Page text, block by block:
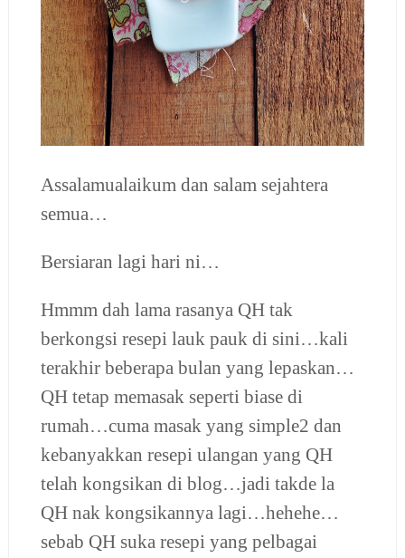
Assalamualaikum dan salam sejahtera
semua…
Bersiaran lagi hari ni…
Hmmm dah lama rasanya QH tak
berkongsi resepi lauk pauk di sini…kali
terakhir beberapa bulan yang lepaskan…
QH tetap memasak seperti biase di
rumah…cuma masak yang simple2 dan
kebanyakkan resepi ulangan yang QH
telah kongsikan di blog…jadi takde la
QH nak kongsikannya lagi…hehehe…
sebab QH suka resepi yang pelbagai